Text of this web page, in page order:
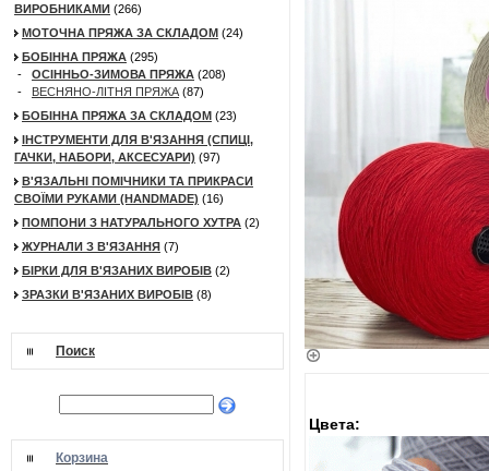
ВИРОБНИКАМИ (266)
МОТОЧНА ПРЯЖА ЗА СКЛАДОМ (24)
БОБІННА ПРЯЖА (295)
- ОСІННЬО-ЗИМОВА ПРЯЖА (208)
- ВЕСНЯНО-ЛІТНЯ ПРЯЖА (87)
БОБІННА ПРЯЖА ЗА СКЛАДОМ (23)
ІНСТРУМЕНТИ ДЛЯ В'ЯЗАННЯ (СПИЦІ,
ГАЧКИ, НАБОРИ, АКСЕСУАРИ) (97)
В'ЯЗАЛЬНІ ПОМІЧНИКИ ТА ПРИКРАСИ
СВОЇМИ РУКАМИ (HANDMADE) (16)
ПОМПОНИ З НАТУРАЛЬНОГО ХУТРА (2)
ЖУРНАЛИ З В'ЯЗАННЯ (7)
БІРКИ ДЛЯ В'ЯЗАНИХ ВИРОБІВ (2)
ЗРАЗКИ В'ЯЗАНИХ ВИРОБІВ (8)
Поиск
Корзина
Цвета: